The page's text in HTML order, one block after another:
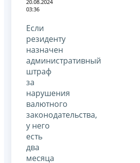
20.08.2024
03:36
Если
резиденту
назначен
административный
штраф
за
нарушения
валютного
законодательства,
у него
есть
два
месяца